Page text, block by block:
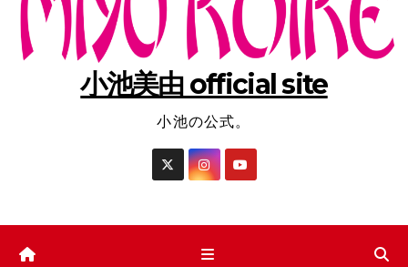
小池美由 official site
小池の公式。